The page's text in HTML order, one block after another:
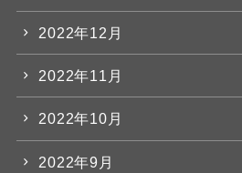
2022年12月
2022年11月
2022年10月
2022年9月